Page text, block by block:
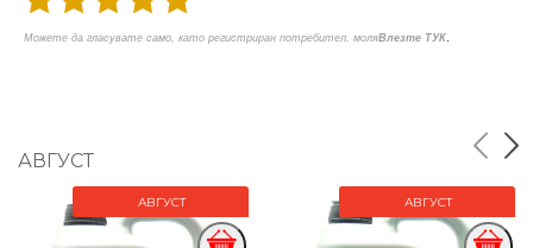
Можете да гласувате само, като регистриран потребител, моляВлезте ТУК
АВГУСТ
АВГУСТ АВГУСТ